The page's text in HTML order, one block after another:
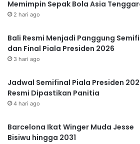
Memimpin Sepak Bola Asia
2 hari ago
Bali Resmi Menjadi Panggung
dan Final Piala Presiden 2026
3 hari ago
Jadwal Semifinal Piala Presiden
Resmi Dipastikan Panitia
4 hari ago
Barcelona Ikat Winger Muda Jesse
Bisiwu hingga 2031